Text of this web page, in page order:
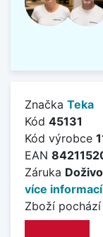
Značka Teka
Kód 45131
Kód výrobce
EAN
Záruka
více informací
Zboží